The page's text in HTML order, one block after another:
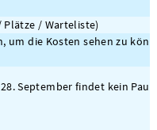
Plätze / Warteliste)
um die Kosten sehen zu kön
September findet kein Pau